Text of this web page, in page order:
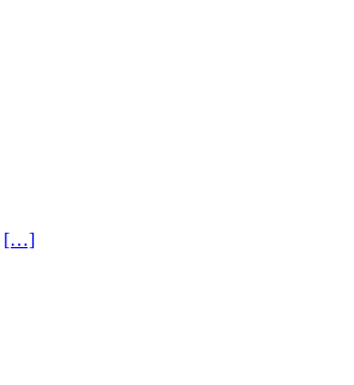
[…]